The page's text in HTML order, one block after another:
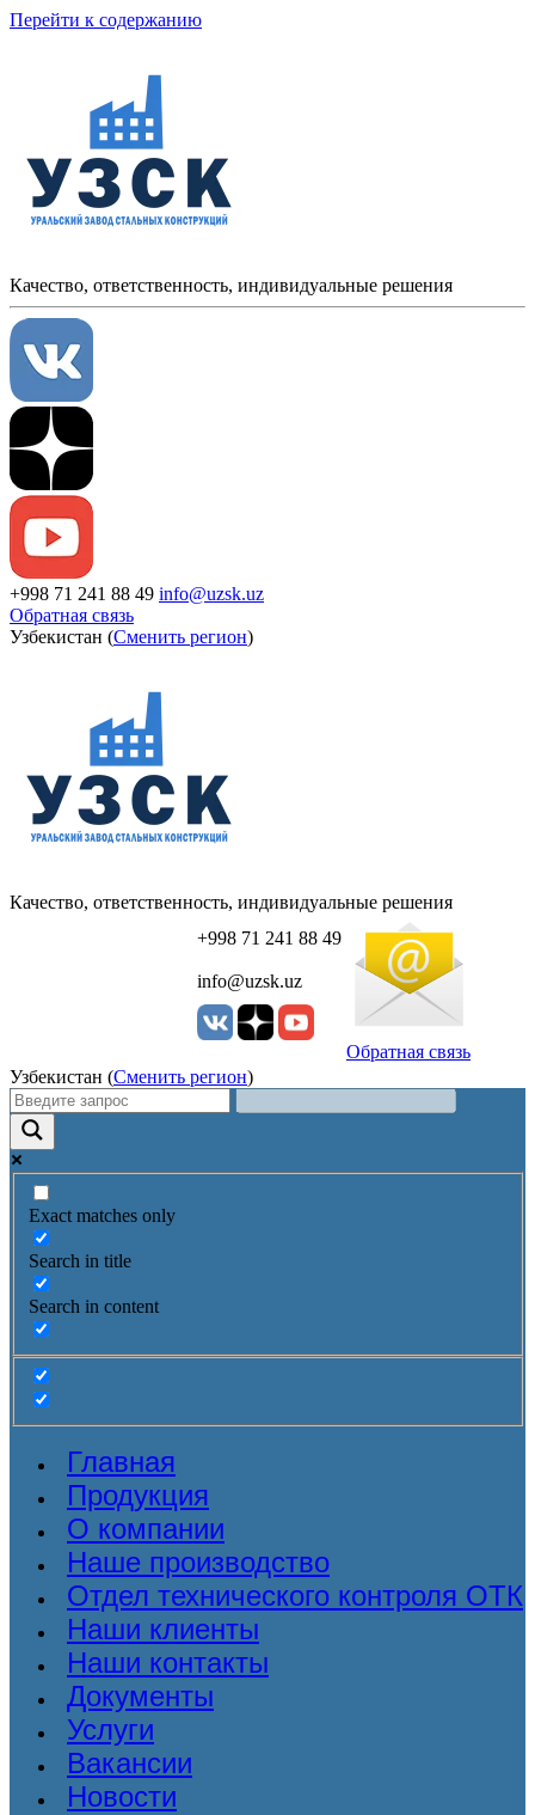
Перейти к содержанию
Качество, ответственность, индивидуальные решения
+998 71 241 88 49 info@uzsk.uz
Обратная связь
Узбекистан (Сменить регион)
Качество, ответственность, индивидуальные решения
+998 71 241 88 49
info@uzsk.uz
Обратная связь
Узбекистан (Сменить регион)
Exact matches only
Search in title
Search in content
Главная
Продукция
О компании
Наше производство
Отдел технического контроля ОТК
Наши клиенты
Наши контакты
Документы
Услуги
Вакансии
Новости